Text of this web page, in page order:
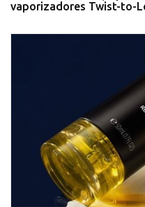
vaporizadores Twist-to-